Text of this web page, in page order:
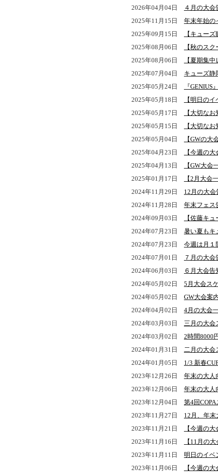
2026年04月04日
４月の大
2025年11月15日 年末年始の
2025年09月15日
【キュー
2025年08月06日
【秋のス
2025年08月06日
【夏期集
2025年07月04日 キューズ静
2025年05月24日
『GENIUS
2025年05月18日
【明日の
2025年05月17日
【大切な
2025年05月15日
【大切な
2025年05月04日
【GWの大
2025年04月23日
【今週の
2025年04月13日
【GW大会
2025年01月17日
【2月大会
2024年11月29日 12月の大会
2024年11月28日 年末フェス
2024年09月03日
【佐藤キ
2024年07月23日 暑い夏もキ
2024年07月23日 今週は月１
2024年07月01日
７月の大会
2024年06月03日
６月大会告
2024年05月02日 5月大会ス
2024年05月02日 GW大会案
2024年04月02日 4月の大会
2024年03月03日 三月の大会
2024年03月02日 2時間8000
2024年01月31日
二月の大会
2024年01月05日 1/3 新春
2023年12月26日 年末の大人
2023年12月06日 年末の大人
2023年12月04日 第4回
2023年11月27日 12月、年
2023年11月21日
【今週の
2023年11月16日
【11月の
2023年11月11日 明日のイベ
2023年11月06日
【今週の